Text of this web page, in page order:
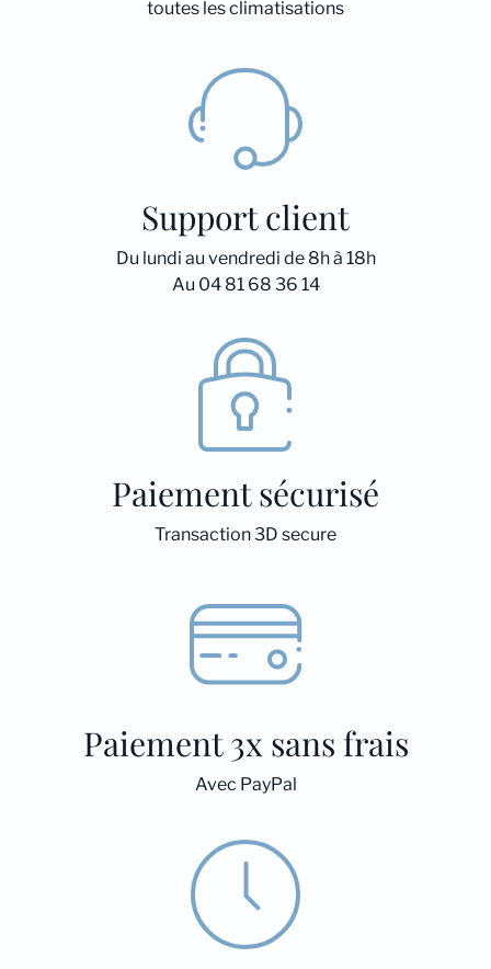
toutes les climatisations
Support client
Du lundi au vendredi de 8h à 18h
Au 04 81 68 36 14
Paiement sécurisé
Transaction 3D secure
Paiement 3x sans frais
Avec PayPal